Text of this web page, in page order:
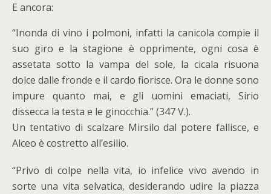
E ancora:
“Inonda di vino i polmoni, infatti la canicola compie il
suo giro e la stagione è opprimente, ogni cosa è
assetata sotto la vampa del sole, la cicala risuona
dolce dalle fronde e il cardo fiorisce. Ora le donne sono
impure quanto mai, e gli uomini emaciati, Sirio
dissecca la testa e le ginocchia.” (347 V.).
Un tentativo di scalzare Mirsilo dal potere fallisce, e
Alceo è costretto all’esilio.
“Privo di colpe nella vita, io infelice vivo avendo in
sorte una vita selvatica, desiderando udire la piazza